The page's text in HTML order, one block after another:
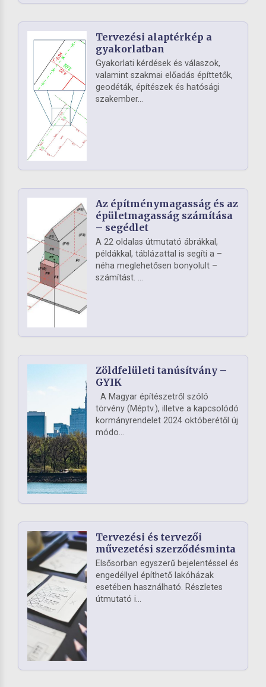
Tervezési alaptérkép a
gyakorlatban
Gyakorlati kérdések és válaszok,
valamint szakmai előadás építtetők,
geodéták, építészek és hatósági
szakember...
Az építménymagasság és az
épületmagasság számítása
– segédlet
A 22 oldalas útmutató ábrákkal,
példákkal, táblázattal is segíti a –
néha meglehetősen bonyolult –
számítást. ...
Zöldfelületi tanúsítvány –
GYIK
A Magyar építészetről szóló
törvény (Méptv.), illetve a kapcsolódó
kormányrendelet 2024 októberétől új
módo...
Tervezési és tervezői
művezetési szerződésminta
Elsősorban egyszerű bejelentéssel és
engedéllyel építhető lakóházak
esetében használható. Részletes
útmutató i...